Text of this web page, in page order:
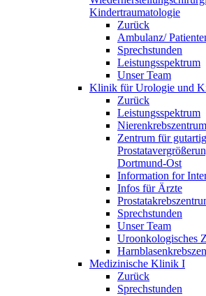
Kindertraumatologie
Zurück
Ambulanz/
Sprechstunden
Leistungsspektrum
Unser Team
Klinik für Urologie und
Zurück
Leistungsspektrum
Nierenkrebszentrum
Zentrum für
Dortmund-Ost
Information for
Infos für Ärzte
Sprechstunden
Unser Team
Uroonkologisches
Medizinische Klinik I
Zurück
Sprechstunden